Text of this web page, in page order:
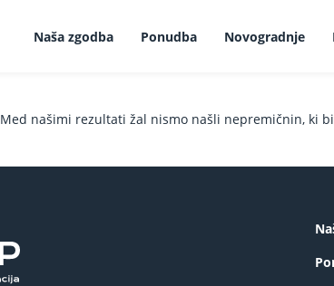
Naša zgodba Ponudba Novogradnje
Med našimi rezultati žal nismo našli nepremičnin, ki